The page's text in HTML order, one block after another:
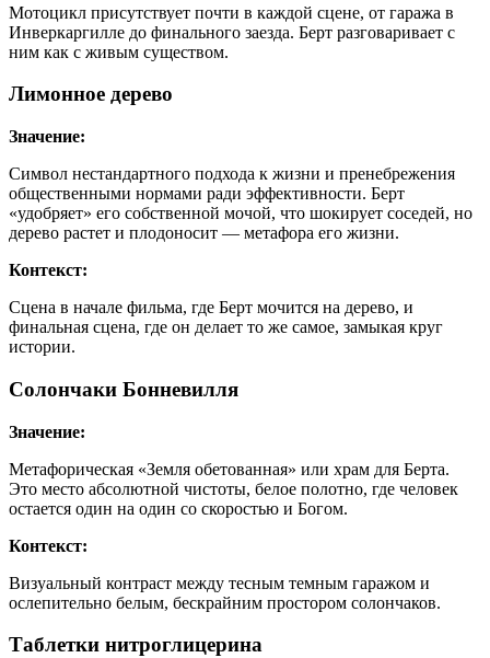
Мотоцикл присутствует почти в каждой сцене, от гаража в
Инверкаргилле до финального заезда. Берт разговаривает с
ним как с живым существом.
Лимонное дерево
Значение:
Символ нестандартного подхода к жизни и пренебрежения
общественными нормами ради эффективности. Берт
«удобряет» его собственной мочой, что шокирует соседей, но
дерево растет и плодоносит — метафора его жизни.
Контекст:
Сцена в начале фильма, где Берт мочится на дерево, и
финальная сцена, где он делает то же самое, замыкая круг
истории.
Солончаки Бонневилля
Значение:
Метафорическая «Земля обетованная» или храм для Берта.
Это место абсолютной чистоты, белое полотно, где человек
остается один на один со скоростью и Богом.
Контекст:
Визуальный контраст между тесным темным гаражом и
ослепительно белым, бескрайним простором солончаков.
Таблетки нитроглицерина